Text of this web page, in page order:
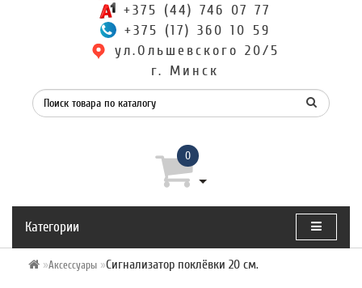
+375 (44) 746 07 77
+375 (17) 360 10 59
ул.Ольшевского 20/5
г. Минск
0
Категории
Аксессуары Сигнализатор поклёвки 20 см.